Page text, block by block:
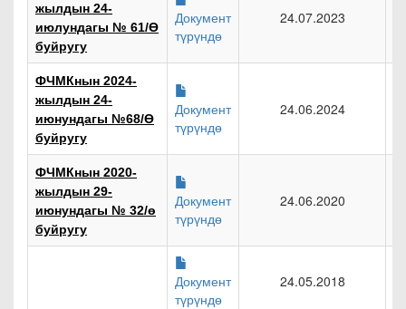
жылдын 24-
июлундагы № 61/Ө
буйругу
Документ
түрүндө
24.07.2023
ФЧМКнын 2024-
жылдын 24-
июнундагы №68/Ө
буйругу
Документ
түрүндө
24.06.2024
ФЧМКнын 2020-
жылдын 29-
июнундагы № 32/ө
буйругу
Документ
түрүндө
24.06.2020
Документ
түрүндө
24.05.2018